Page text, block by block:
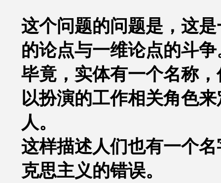
这个问题的问题是，这
的论点与一维论点的斗争
毕竟，实体有一个名称
以扮演的工作相关角色
人。
这样描述人们也有一个
克思主义的错误。